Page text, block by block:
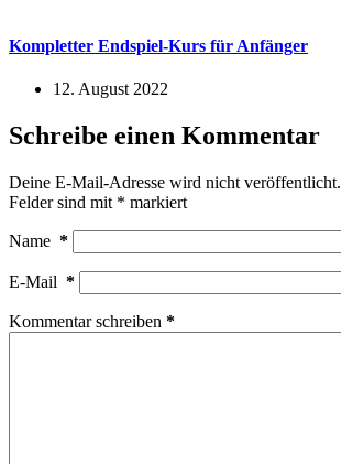
Kompletter Endspiel-Kurs für Anfänger
12. August 2022
Schreibe einen Kommentar
Deine E-Mail-Adresse wird nicht veröffentlicht.
Felder sind mit * markiert
Name *
E-Mail *
Kommentar schreiben *